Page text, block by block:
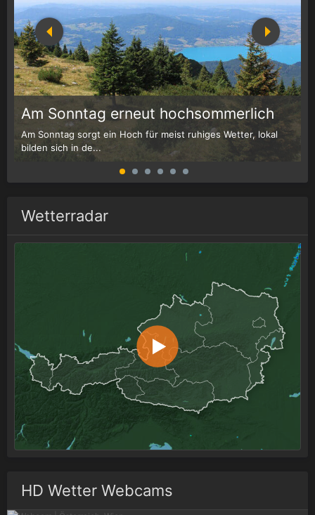
Am Sonntag erneut hochsommerlich
Am Sonntag sorgt ein Hoch für meist ruhiges Wetter, lokal
bilden sich in de...
Wetterradar
HD Wetter Webcams